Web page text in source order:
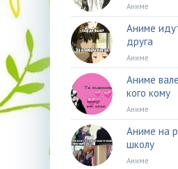
Аниме
Аниме
друга
Аниме
Аниме
кого кому
Аниме
Аниме на
школу
Аниме